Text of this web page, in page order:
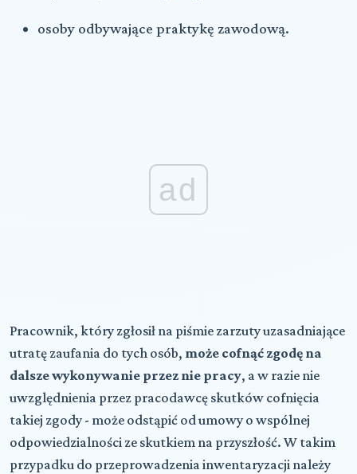
osoby odbywające praktykę zawodową.
ad
Pracownik, który zgłosił na piśmie zarzuty uzasadniające
utratę zaufania do tych osób, może cofnąć zgodę na
dalsze wykonywanie przez nie pracy, a w razie nie
uwzględnienia przez pracodawcę skutków cofnięcia
takiej zgody - może odstąpić od umowy o wspólnej
odpowiedzialności ze skutkiem na przyszłość. W takim
przypadku do przeprowadzenia inwentaryzacji należy